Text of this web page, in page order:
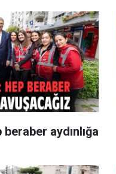
aydınlığa